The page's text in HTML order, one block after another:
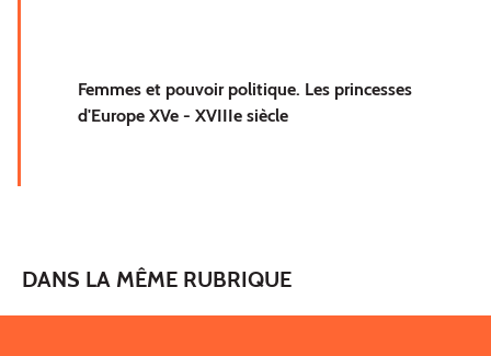
Femmes et pouvoir politique. Les princesses
d'Europe XVe - XVIIIe siècle
DANS LA MÊME RUBRIQUE